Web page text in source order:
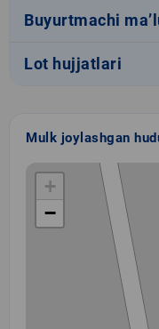
Buyurtmachi
Lot hujjatlari
Mulk joylashgan
+
−